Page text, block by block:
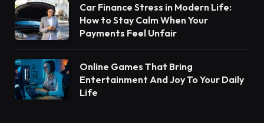
Car Finance Stress in Modern Life:
How to Stay Calm When Your
Payments Feel Unfair
Online Games That Bring
Entertainment And Joy To Your Daily
Life